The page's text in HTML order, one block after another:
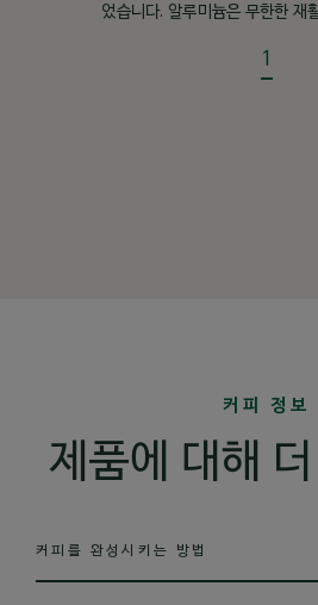
었습니다. 알루미늄은 무한한 재
1
파이스 향이 나는 것이
커피 정보
제품에 대해 더
커피를 완성시키는 방법